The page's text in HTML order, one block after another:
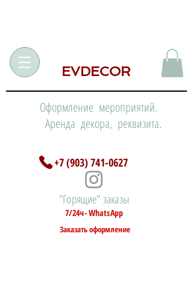
EVDECOR
Оформление мероприятий.
Аренда декора, реквизита.
+7 (903) 741-0627
"Горящие" заказы
7/24ч- WhatsApp
Заказать оформление